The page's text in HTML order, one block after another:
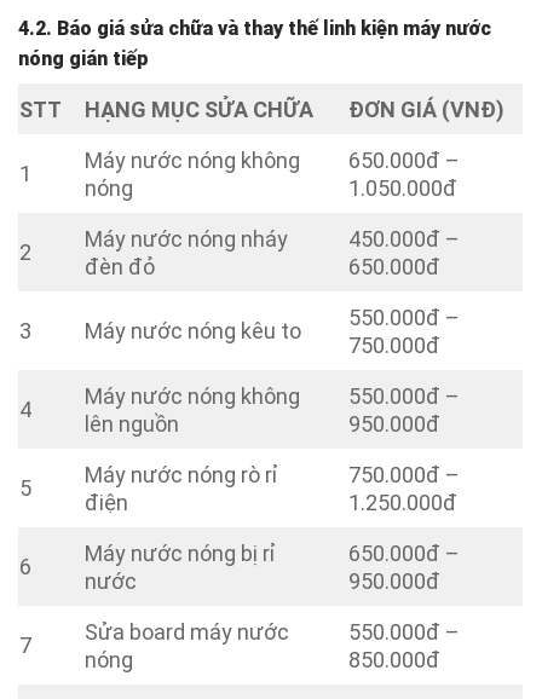
4.2. Báo giá sửa chữa và thay thế linh kiện máy nước
nóng gián tiếp
STT HẠNG MỤC SỬA CHỮA ĐƠN GIÁ (VNĐ)
1
Máy nước nóng không
nóng
650.000đ –
1.050.000đ
2
Máy nước nóng nháy
đèn đỏ
450.000đ –
650.000đ
3 Máy nước nóng kêu to
550.000đ –
750.000đ
4
Máy nước nóng không
lên nguồn
550.000đ –
950.000đ
5
Máy nước nóng rò rỉ
điện
750.000đ –
1.250.000đ
6
Máy nước nóng bị rỉ
nước
650.000đ –
950.000đ
7
Sửa board máy nước
nóng
550.000đ –
850.000đ